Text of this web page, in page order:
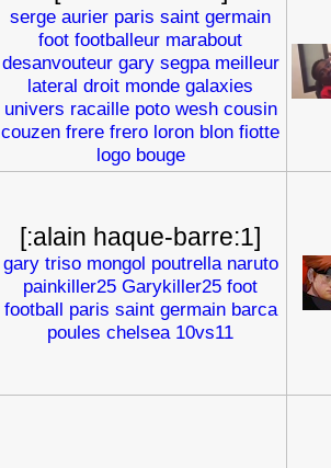
serge aurier paris saint germain
foot footballeur marabout
desanvouteur gary segpa meilleur
lateral droit monde galaxies
univers racaille poto wesh cousin
couzen frere frero loron blon fiotte
logo bouge
[:alain haque-barre:1]
gary triso mongol poutrella naruto
painkiller25 Garykiller25 foot
football paris saint germain barca
poules chelsea 10vs11